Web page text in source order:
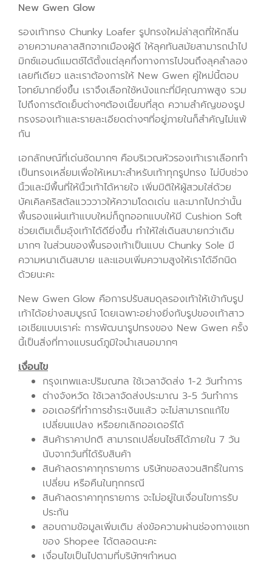
New Gwen Glow
รองเท้าทรง Chunky Loafer รูปทรงใหม่ล่าสุดที่ให้กลิ่น
อายความคลาสสิกจากเมืองผู้ดี ให้ลุคทันสมัยสามารถนำไป
มิกซ์แอนด์แมตช์ได้ตั้งแต่ลุคกึ่งทางการไปจนถึงลุคลำลอง
เลยทีเดียว และเราต้องการให้ New Gwen คู่ใหม่นี้ตอบ
โจทย์มากยิ่งขึ้น เราจึงเลือกใช้หนังแกะที่มีคุณภาพสูง รวม
ไปถึงการตัดเย็บต่างๆต้องเนี้ยบที่สุด ความสำคัญของรูป
ทรงรองเท้าและรายละเอียดต่างๆที่อยู่ภายในก็สำคัญไม่แพ้
กัน
เอกลักษณ์ที่เด่นชัดมากๆ คือบริเวณหัวรองเท้าเราเลือกทำ
เป็นทรงเหลี่ยมเพื่อให้เหมาะสำหรับเท้าทุกรูปทรง ไม่บีบช่วง
นิ้วและมีพื้นที่ให้นิ้วเท้าได้หายใจ เพิ่มมิติให้ผู้สวมใส่ด้วย
บัคเคิลคริสตัลแวววาวให้ความโดดเด่น และมากไปกว่านั้น
พื้นรองแผ่นเท้าแบบใหม่ก็ถูกออกแบบให้มี Cushion Soft
ช่วยเติมเต็มอุ้งเท้าได้ดียิ่งขึ้น ทำให้ใส่เดินสบายกว่าเดิม
มากๆ ในส่วนของพื้นรองเท้าเป็นแบบ Chunky Sole มี
ความหนาเดินสบาย และแอบเพิ่มความสูงให้เราได้อีกนิด
ด้วยนะคะ
New Gwen Glow คือการปรับสมดุลรองเท้าให้เข้ากับรูป
เท้าได้อย่างสมบูรณ์ โดยเฉพาะอย่างยิ่งกับรูปของเท้าสาว
เอเชียแบบเราค่ะ การพัฒนารูปทรงของ New Gwen ครั้ง
นี้เป็นสิ่งที่ทางแบรนด์ภูมิใจนำเสนอมากๆ
เงื่อนไข
กรุงเทพและปริมณฑล ใช้เวลาจัดส่ง 1-2 วันทำการ
ต่างจังหวัด ใช้เวลาจัดส่งประมาณ 3-5 วันทำการ
ออเดอร์ที่ทำการชำระเงินแล้ว จะไม่สามารถแก้ไข
เปลี่ยนแปลง หรือยกเลิกออเดอร์ได้
สินค้าราคาปกติ สามารถเปลี่ยนไซส์ได้ภายใน 7 วัน
นับจากวันที่ได้รับสินค้า
สินค้าลดราคาทุกรายการ บริษัทขอสงวนสิทธิ์ในการ
เปลี่ยน หรือคืนในทุกกรณี
สินค้าลดราคาทุกรายการ จะไม่อยู่ในเงื่อนไขการรับ
ประกัน
สอบถามข้อมูลเพิ่มเติม ส่งข้อความผ่านช่องทางแชท
ของ Shopee ได้ตลอดนะคะ
เงื่อนไขเป็นไปตามที่บริษัทฯกำหนด